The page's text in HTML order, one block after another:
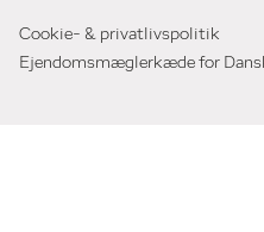
Cookie- & privatlivspolitik
Ejendomsmæglerkæde for